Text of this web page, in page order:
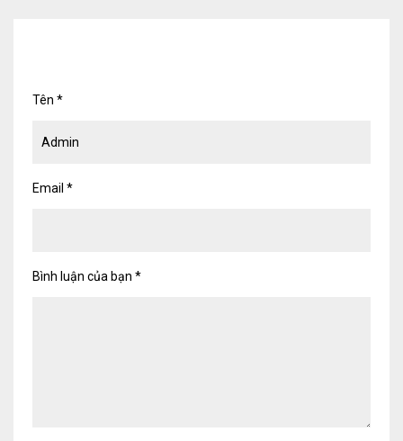
Tên *
Email *
Bình luận của bạn *